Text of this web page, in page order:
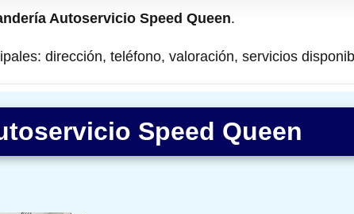
Autoservicio Speed Queen.
dirección, teléfono, valoración, servicios
Speed Queen